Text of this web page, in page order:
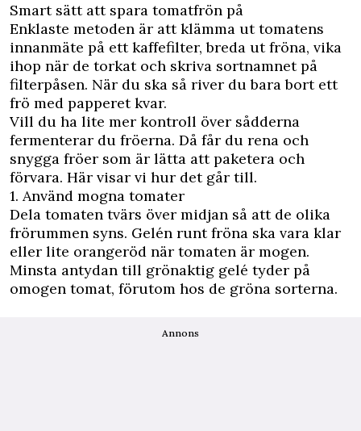
Smart sätt att spara tomatfrön på
Enklaste metoden är att klämma ut tomatens
innanmäte på ett kaffefilter, breda ut fröna, vika
ihop när de torkat och skriva sortnamnet på
filterpåsen. När du ska så river du bara bort ett
frö med papperet kvar.
Vill du ha lite mer kontroll över sådderna
fermenterar du fröerna. Då får du rena och
snygga fröer som är lätta att paketera och
förvara. Här visar vi hur det går till.
1. Använd mogna tomater
Dela tomaten tvärs över midjan så att de olika
frörummen syns. Gelén runt fröna ska vara klar
eller lite orangeröd när tomaten är mogen.
Minsta antydan till grönaktig gelé tyder på
omogen tomat, förutom hos de gröna sorterna.
Annons